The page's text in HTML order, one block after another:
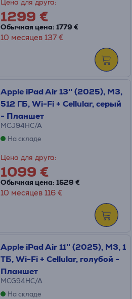
Цена для друга:
1299 €
Обычная цена: 1779 €
10 месяцев 137 €
Apple iPad Air 13'' (2025), M3,
512 ГБ, Wi-Fi + Cellular, серый
- Планшет
MCJ94HC/A
На складе
Цена для друга:
1099 €
Обычная цена: 1529 €
10 месяцев 116 €
Apple iPad Air 11'' (2025), M3, 1
ТБ, Wi-Fi + Cellular, голубой -
Планшет
MCG94HC/A
На складе